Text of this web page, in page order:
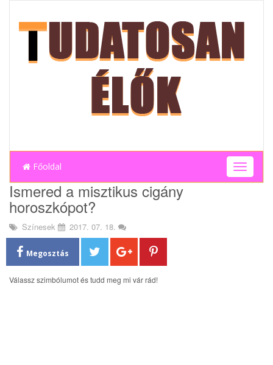
Főoldal
T
o
Ismered a misztikus cigány
horoszkópot?
Színesek 2017. 07. 18.
Megosztás
Válassz szimbólumot és tudd meg mi vár rád!